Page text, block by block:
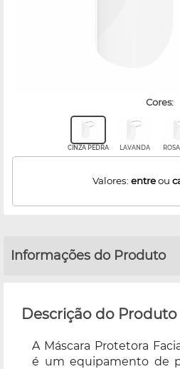
cores:
CINZA PEDRA LAVANDA
Valores: entreou
Informações do Produto
Descrição do Produto
A Máscara Protetora
é um equipamento de